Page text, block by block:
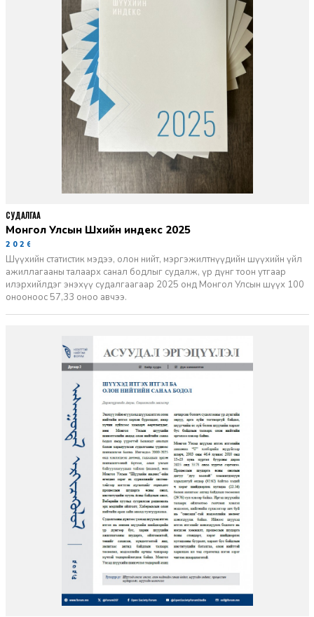
Монгол Улсын Шүүхийн индекс 2025
2026-06-11
Шүүхийн статистик мэдээ, олон нийт, мэргэжилтнүүдийн шүүхийн үйл
ажиллагааны талаарх санал бодлыг судалж, үр дүнг тоон утгаар
илэрхийлдэг энэхүү судалгаагаар 2025 онд Монгол Улсын шүүх 100
онооноос 57,33 оноо авчээ.
СУДАЛГАА